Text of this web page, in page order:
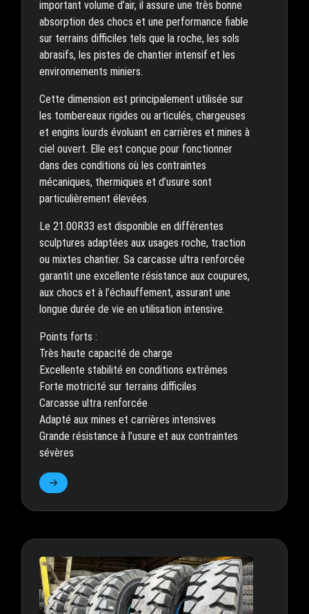
important volume d’air, il assure une très bonne
absorption des chocs et une performance fiable
sur terrains difficiles tels que la roche, les sols
abrasifs, les pistes de chantier intensif et les
environnements miniers.
Cette dimension est principalement utilisée sur
les tombereaux rigides ou articulés, chargeuses
et engins lourds évoluant en carrières et mines à
ciel ouvert. Elle est conçue pour fonctionner
dans des conditions où les contraintes
mécaniques, thermiques et d’usure sont
particulièrement élevées.
Le 21.00R33 est disponible en différentes
sculptures adaptées aux usages roche, traction
ou mixtes chantier. Sa carcasse ultra renforcée
garantit une excellente résistance aux coupures,
aux chocs et à l’échauffement, assurant une
longue durée de vie en utilisation intensive.
Points forts :
Très haute capacité de charge
Excellente stabilité en conditions extrêmes
Forte motricité sur terrains difficiles
Carcasse ultra renforcée
Adapté aux mines et carrières intensives
Grande résistance à l’usure et aux contraintes
sévères